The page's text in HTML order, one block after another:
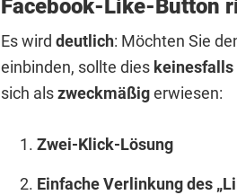
Facebook-Like-Button
Es wird deutlich: Möchten Sie
einbinden, sollte dies
sich alszweckmäßigerwiesen:
Zwei-Klick-Lösung
Einfache Verlinkung des